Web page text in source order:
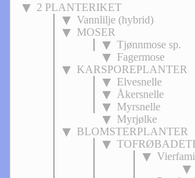
2 PLANTERIKET
Vannlilje (hybrid)
MOSER
Tjønnmose sp.
Fagermose
KARSPOREPLANTER
Elvesnelle
Åkersnelle
Myrsnelle
Myrjølke
BLOMSTERPLANTER